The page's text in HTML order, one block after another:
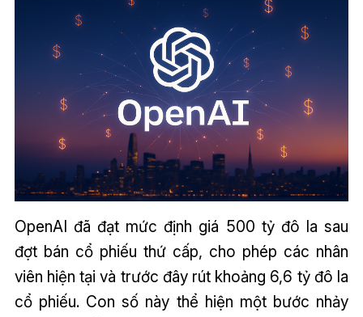
OpenAI đã đạt mức định giá 500 tỷ đô la sau
đợt bán cổ phiếu thứ cấp, cho phép các nhân
viên hiện tại và trước đây rút khoảng 6,6 tỷ đô la
cổ phiếu. Con số này thể hiện một bước nhảy